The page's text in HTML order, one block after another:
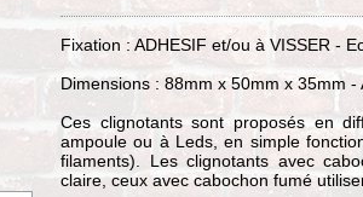
Fixation : ADHESIF et/ou à VISSER -
Dimensions : 88mm x 50mm x 35mm
Ces clignotants sont proposés en
ampoule ou à Leds, en simple
filaments). Les clignotants avec
claire, ceux avec cabochon fumé